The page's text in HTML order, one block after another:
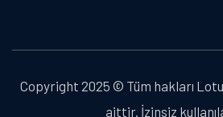
Copyright 2025 © Tüm hakları
aittir. İzinsiz